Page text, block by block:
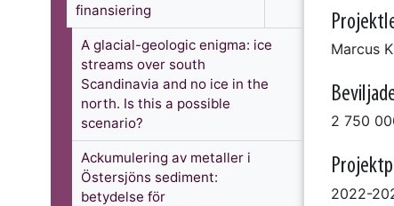
finansiering
A glacial-geologic enigma: ice
streams over south
Scandinavia and no ice in the
north. Is this a possible
scenario?
Ackumulering av metaller i
Östersjöns sediment:
betydelse för
Marcus
2 750
2022-